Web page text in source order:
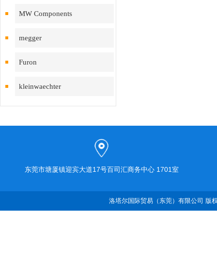
MW Components
megger
Furon
kleinwaechter
东莞市塘厦镇迎宾大道17号百司汇商务中心 1701室
洛塔尔国际贸易（东莞）有限公司 版